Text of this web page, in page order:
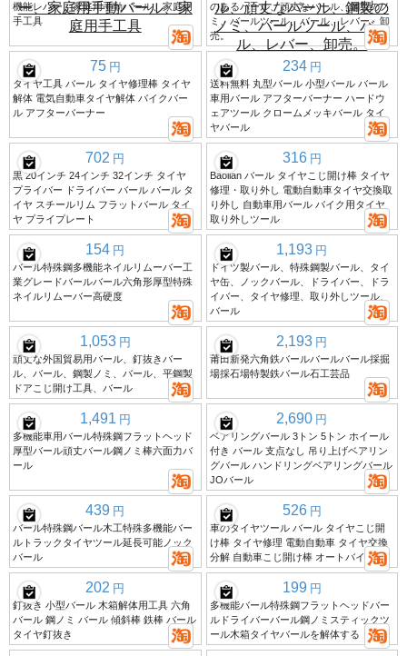
機能レバー、家庭用手動バール、家庭用
手工具
のあるバール、頑丈なバール、鋼製のノ
ミ、バールツール、バール、レバー、卸
売。
75 円
タイヤ工具 バール タイヤ修理棒 タイヤ
解体 電気自動車タイヤ解体 バイクバー
ル アフターバーナー
234 円
送料無料 丸型バール 小型バール バール
車用バール アフターバーナー ハードウ
ェアツール クロームメッキバール タイ
ヤバール
702 円
黒 20インチ 24インチ 32インチ タイヤ
プライバー ドライバー バール バール タ
イヤ スチールリム フラットバール タイ
ヤ プライプレート
316 円
Baolian バール タイヤこじ開け棒 タイヤ
修理・取り外し 電動自動車タイヤ交換取
り外し 自動車用バール バイク用タイヤ
取り外しツール
154 円
バール特殊鋼多機能ネイルリムーバー工
業グレードバールバール六角形厚型特殊
ネイルリムーバー高硬度
1,193 円
ドイツ製バール、特殊鋼製バール、タイ
ヤ缶、ノックバール、ドライバー、ドラ
イバー、タイヤ修理、取り外しツール、
バール
1,053 円
頑丈な外国貿易用バール、釘抜きバー
ル、バール、鋼製ノミ、バール、平鋼製
ドアこじ開け工具、バール
2,193 円
莆田新発六角鉄バールバールバール採掘
場採石場特製鉄バール石工芸品
1,491 円
多機能車用バール特殊鋼フラットヘッド
厚型バール頑丈バール鋼ノミ棒六面力バ
ール
2,690 円
ベアリングバール 3トン 5トン ホイール
付き バール 支点なし 吊り上げベアリン
グバール ハンドリングベアリングバール
JOバール
439 円
バール特殊鋼バール木工特殊多機能バー
ルトラックタイヤツール延長可能ノック
バール
526 円
車のタイヤツール バール タイヤこじ開
け棒 タイヤ修理 電動自動車 タイヤ交換
分解 自動車こじ開け棒 オートバイ
202 円
釘抜き 小型バール 木箱解体用工具 六角
バール 鋼ノミ バール 傾斜棒 鉄棒 バール
タイヤ釘抜き
199 円
多機能バール特殊鋼フラットヘッドバー
ルドライバーバール鋼ノミスティックツ
ール木箱タイヤバールを解体する